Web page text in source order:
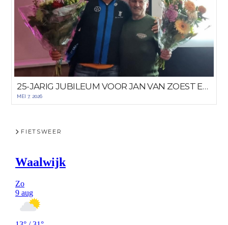
25-JARIG JUBILEUM VOOR JAN VAN ZOEST EN DICK HULST
MEI 7, 2026
FIETSWEER